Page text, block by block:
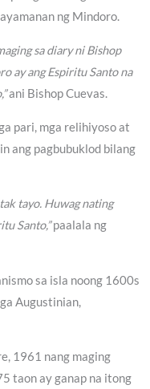
ng Mindoro.
sa diary ni Bishop
ay ang Espiritu Santo na
ani Bishop Cuevas.
pari, mga relihiyoso at
ang pagbubuklod bilang
tayo. Huwag nating
Santo,”paalala ng
sa isla noong 1600s
Augustinian,
1961 nang maging
taon ay ganap na itong